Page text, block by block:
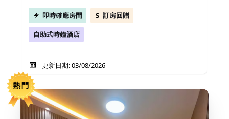
即時確應房間 訂房回贈
自助式時鐘酒店
更新日期: 03/08/2026